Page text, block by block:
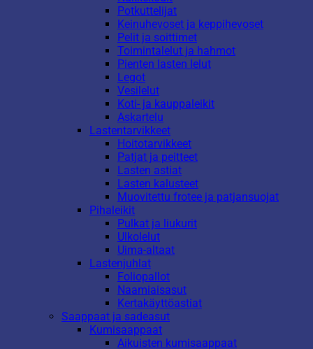
Potkuttelijat
Keinuhevoset ja keppihevoset
Pelit ja soittimet
Toimintalelut ja hahmot
Pienten lasten lelut
Legot
Vesilelut
Koti- ja kauppaleikit
Askartelu
Lastentarvikkeet
Hoitotarvikkeet
Patjat ja peitteet
Lasten astiat
Lasten kalusteet
Muovitettu frotee ja patjansuojat
Pihaleikit
Pulkat ja liukurit
Ulkolelut
Uima-altaat
Lastenjuhlat
Foliopallot
Naamiaisasut
Kertakäyttöastiat
Saappaat ja sadeasut
Kumisaappaat
Aikuisten kumisaappaat